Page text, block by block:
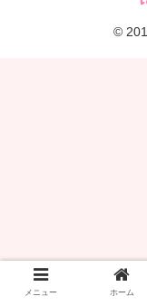
©
メニュー ホーム